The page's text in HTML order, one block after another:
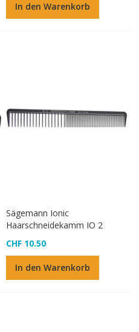
In den Warenkorb
Sägemann Ionic
Haarschneidekamm IO 2
CHF 10.50
In den Warenkorb